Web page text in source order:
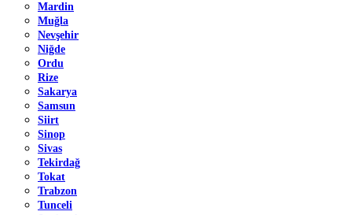
Mardin
Muğla
Nevşehir
Niğde
Ordu
Rize
Sakarya
Samsun
Siirt
Sinop
Sivas
Tekirdağ
Tokat
Trabzon
Tunceli